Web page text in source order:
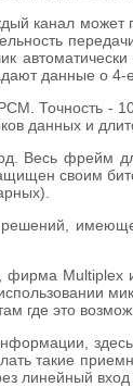
канал
данные о 4-
Точность -
данных и
Весь фрейм
своим
фирма Multiplex
где это
такие
линейный